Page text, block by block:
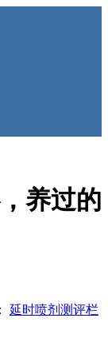
养过的
延时喷剂测评栏